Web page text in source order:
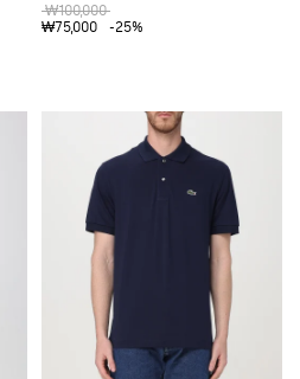
₩100,000
₩75,000
-25%